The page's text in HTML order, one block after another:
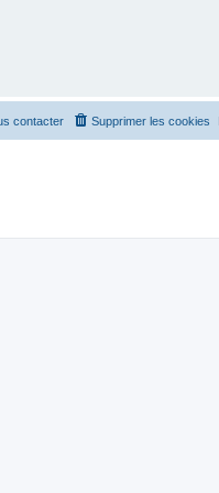
Supprimer les cookies
contacter